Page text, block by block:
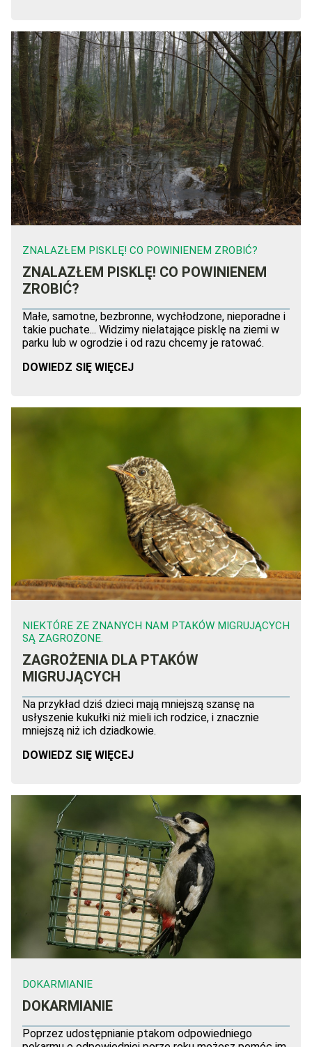
ZNALAZŁEM PISKLĘ! CO POWINIENEM ZROBIĆ?
ZNALAZŁEM PISKLĘ! CO POWINIENEM
ZROBIĆ?
Małe, samotne, bezbronne, wychłodzone, nieporadne i
takie puchate... Widzimy nielatające pisklę na ziemi w
parku lub w ogrodzie i od razu chcemy je ratować.
DOWIEDZ SIĘ WIĘCEJ
NIEKTÓRE ZE ZNANYCH NAM PTAKÓW MIGRUJĄCYCH
SĄ ZAGROŻONE.
ZAGROŻENIA DLA PTAKÓW
MIGRUJĄCYCH
Na przykład dziś dzieci mają mniejszą szansę na
usłyszenie kukułki niż mieli ich rodzice, i znacznie
mniejszą niż ich dziadkowie.
DOWIEDZ SIĘ WIĘCEJ
DOKARMIANIE
DOKARMIANIE
Poprzez udostępnianie ptakom odpowiedniego